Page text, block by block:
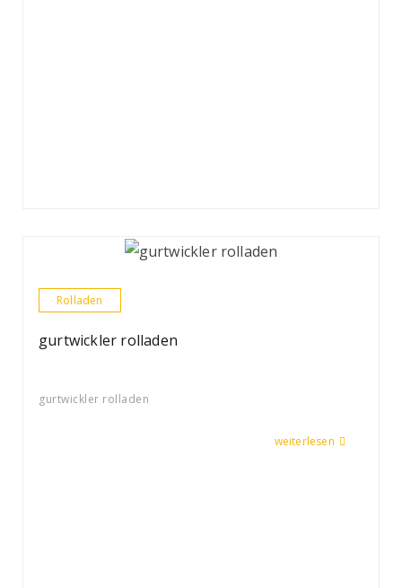
Rolladen
gurtwickler rolladen
gurtwickler rolladen
weiterlesen